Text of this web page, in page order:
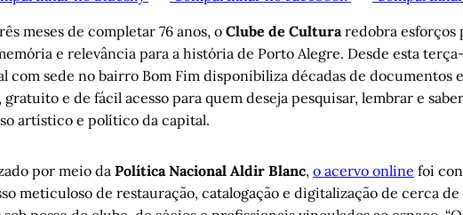
meses de completar 76 anos, o Clube de Cultura redobra esforços
e relevância para a história de Porto Alegre. Desde esta
com sede no bairro Bom Fim disponibiliza décadas de documentos
, gratuito e de fácil acesso para quem deseja pesquisar, lembrar e
artístico e político da capital.
por meio da Política Nacional Aldir Blanc, o acervo online foi
meticuloso de restauração, catalogação e digitalização de cerca